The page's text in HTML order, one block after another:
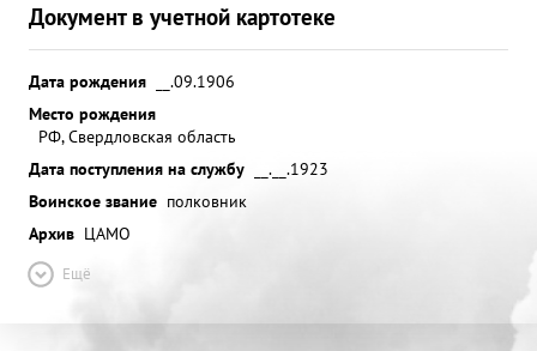
Документ в учетной картотеке
Дата рождения
__.09.1906
Место рождения
РФ, Свердловская область
Дата поступления на службу
__.__.1923
Воинское звание полковник
Архив ЦАМО
Ещё